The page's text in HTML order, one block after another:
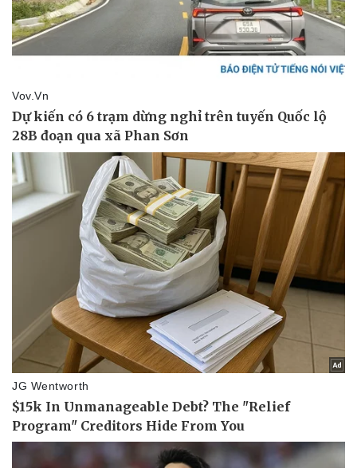
Cây thuốc
Sản phụ khoa
Nhi khoa
Nam khoa
Phòng mạch online
Ăn sạch sống khỏe
Blog
Tình yêu - Gia đình